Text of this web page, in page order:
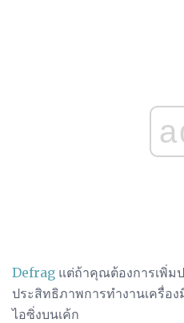
Defrag แต่ถ้าคุณต้องการเพิ่ม
ประสิทธิภาพการทำงานเครื่อ
ไอซิ่งบนเค้ก